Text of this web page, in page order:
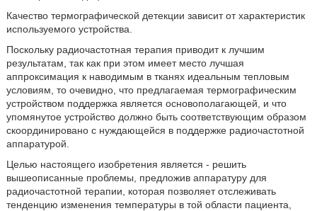
Качество термографической детекции зависит от характеристик
используемого устройства.
Поскольку радиочастотная терапия приводит к лучшим
результатам, так как при этом имеет место лучшая
аппроксимация к наводимым в тканях идеальным тепловым
условиям, то очевидно, что предлагаемая термографическим
устройством поддержка является основополагающей, и что
упомянутое устройство должно быть соответствующим образом
скоординировано с нуждающейся в поддержке радиочастотной
аппаратурой.
Целью настоящего изобретения является - решить
вышеописанные проблемы, предложив аппаратуру для
радиочастотной терапии, которая позволяет отслеживать
тенденцию изменения температуры в той области пациента,